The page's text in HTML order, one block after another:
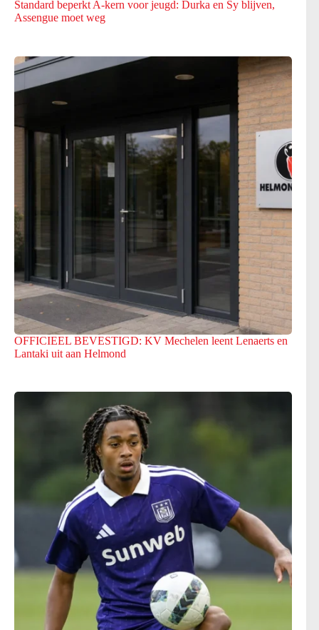
Standard beperkt A-kern voor jeugd: Durka en Sy blijven,
Assengue moet weg
OFFICIEEL BEVESTIGD: KV Mechelen leent Lenaerts en
Lantaki uit aan Helmond